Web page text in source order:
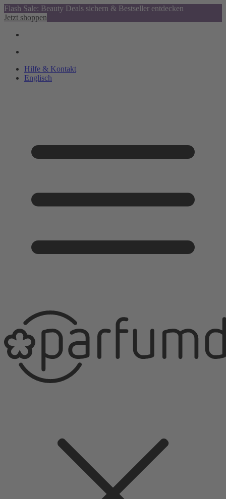
Flash Sale: Beauty Deals sichern & Bestseller entdecken
Jetzt shoppen
Hilfe & Kontakt
Englisch